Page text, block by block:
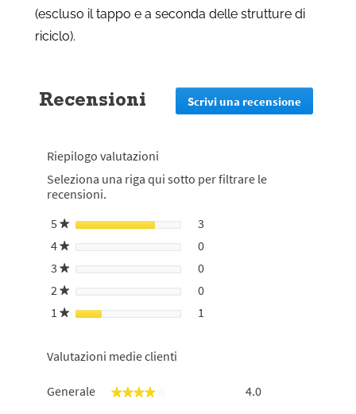
(escluso il tappo e a seconda delle strutture di
riciclo).
Recensioni Scrivi una recensione
Questa
Riepilogo valutazioni
Seleziona una riga qui sotto per filtrare le
recensioni.
5★ stelle 3
4★ stelle 0
3★ stelle 0
2★ stelle 0
1★ stelle 1
Valutazioni medie clienti
Generale ★★★★★
★★★★★ 4.0